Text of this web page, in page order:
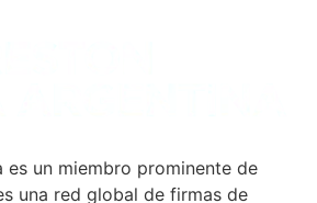
es un miembro prominente de
una red global de firmas de